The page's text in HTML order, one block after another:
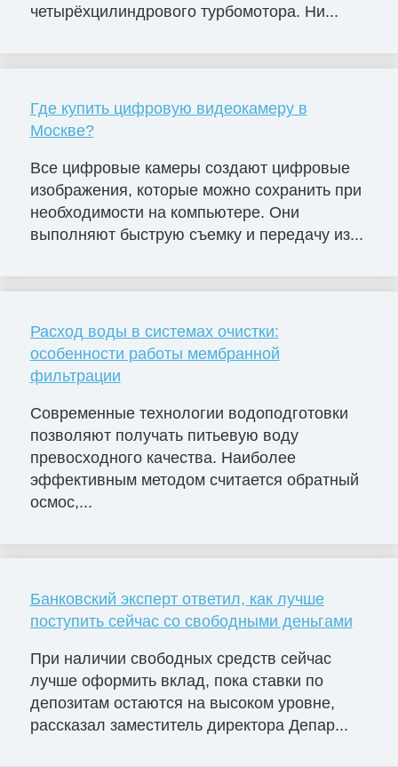
четырёхцилиндрового турбомотора. Ни...
Где купить цифровую видеокамеру в
Москве?
Все цифровые камеры создают цифровые
изображения, которые можно сохранить при
необходимости на компьютере. Они
выполняют быструю съемку и передачу из...
Расход воды в системах очистки:
особенности работы мембранной
фильтрации
Современные технологии водоподготовки
позволяют получать питьевую воду
превосходного качества. Наиболее
эффективным методом считается обратный
осмос,...
Банковский эксперт ответил, как лучше
поступить сейчас со свободными деньгами
При наличии свободных средств сейчас
лучше оформить вклад, пока ставки по
депозитам остаются на высоком уровне,
рассказал заместитель директора Депар...